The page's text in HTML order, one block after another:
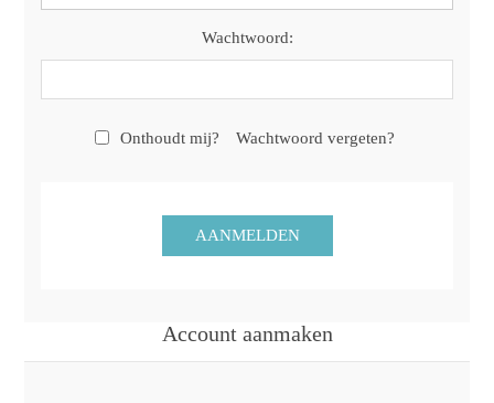
Wachtwoord:
Onthoudt mij? Wachtwoord vergeten?
Account aanmaken